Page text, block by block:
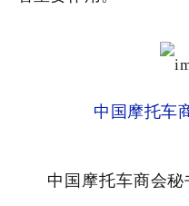
中国摩托车
中国摩托车商会